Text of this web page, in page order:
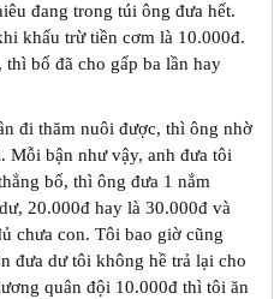
đang trong túi ông đưa hết.
khấu trừ tiền cơm là 10.000đ.
bố đã cho gấp ba lần hay
đi thăm nuôi được, thì ông nhờ
Mỗi bận như vậy, anh đưa tôi
bố, thì ông đưa 1 nắm
20.000đ hay là 30.000đ và
chưa con. Tôi bao giờ cũng
đưa dư tôi không hề trả lại cho
quân đội 10.000đ thì tôi ăn